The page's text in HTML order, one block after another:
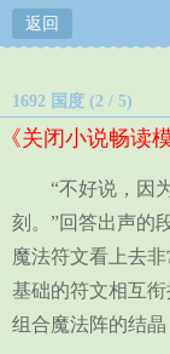
返回
1692 国度 (2 / 5)
《关闭小说畅读
“不好说，因为
刻。”回答出声的
魔法符文看上去
基础的符文相互
组合魔法阵的结